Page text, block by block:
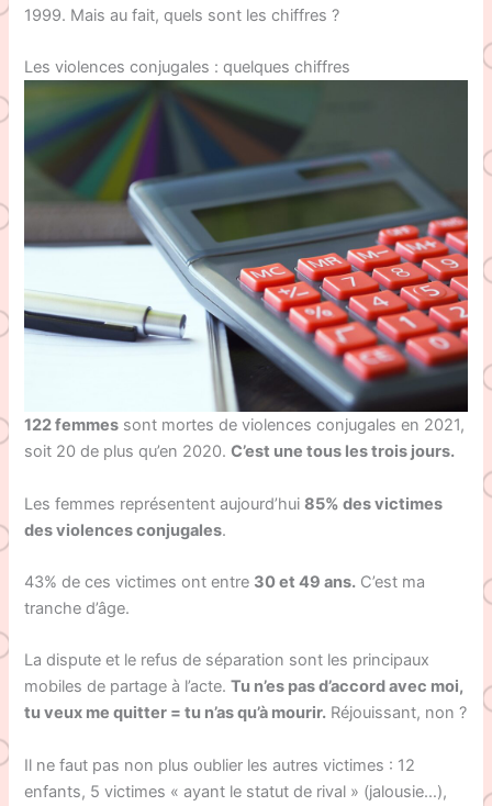
1999. Mais au fait, quels sont les chiffres ?
Les violences conjugales : quelques chiffres
122 femmes sont mortes de violences conjugales en 2021,
soit 20 de plus qu’en 2020.C’est une tous les trois jours.
Les femmes représentent aujourd’hui85% des victimes
des violences conjugales.
43% de ces victimes ont entre 30 et 49 ans. C’est ma
tranche d’âge.
La dispute et le refus de séparation sont les principaux
mobiles de partage à l’acte.Tu n’es pas d’accord avec moi,
tu veux me quitter = tu n’as qu’à mourir. Réjouissant, non ?
Il ne faut pas non plus oublier les autres victimes : 12
enfants, 5 victimes « ayant le statut de rival » (jalousie…),